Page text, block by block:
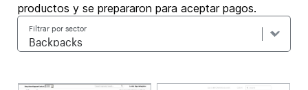
productos y se prepararon para aceptar pagos.
Filtrar por sector